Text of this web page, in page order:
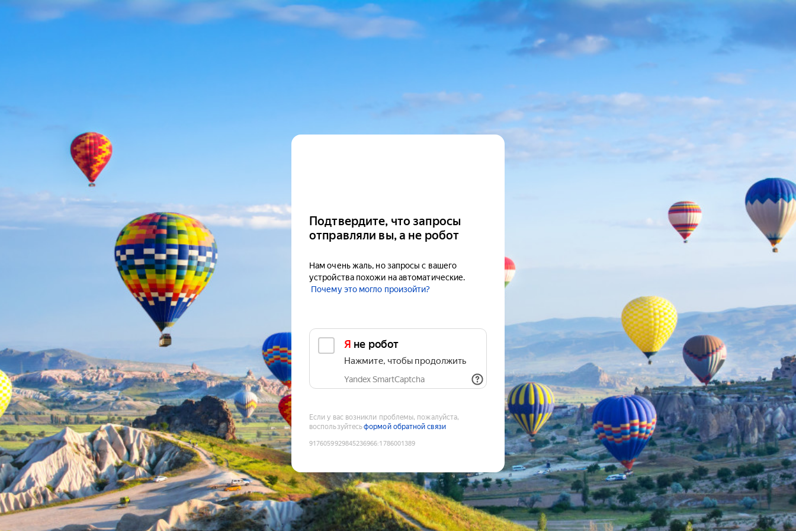
Подтвердите, что запросы
отправляли вы, а не робот
Нам очень жаль, но запросы с вашего
устройства похожи на автоматические.
Почему это могло произойти?
Я не робот
Нажмите, чтобы продолжить
Yandex SmartCaptcha
Если у вас возникли проблемы, пожалуйста,
воспользуйтесьформой обратной связи
9176059929845236966:1786001389